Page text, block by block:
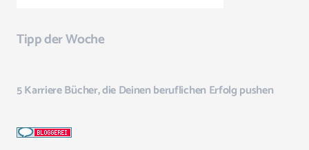
Tipp der Woche
5 Karriere Bücher, die Deinen beruflichen Erfolg pushen